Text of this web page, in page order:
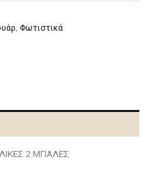
, Φωτιστικά
2 ΜΠΑΛΕΣ